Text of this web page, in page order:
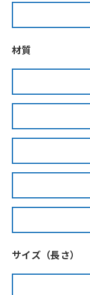
材質
サイズ（長さ）